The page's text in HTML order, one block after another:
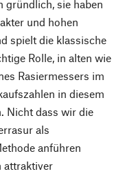
gründlich, sie haben
und hohen
spielt die klassische
Rolle, in alten wie
Rasiermessers im
in diesem
Nicht dass wir die
als
anführen
attraktiver